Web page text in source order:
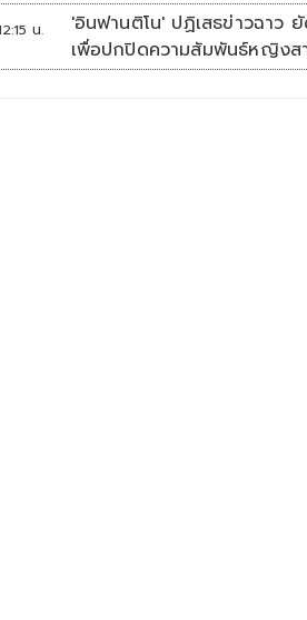
น.
'อินฟานติโน' ปฏิเสธข่าวฉาว ยั
เพื่อปกปิดความสัมพันธ์หญิงส
ลับๆ